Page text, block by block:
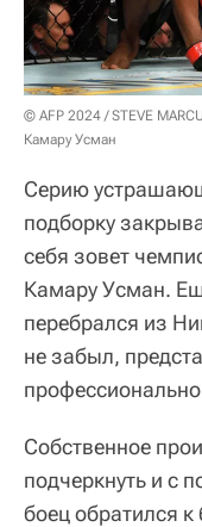
© AFP 2024 / STEVE
Камару Усман
Серию
подборку
себя зовет
Камару Усман.
перебрался из
не забыл,
Собственное
подчеркнуть и с
боец обратился